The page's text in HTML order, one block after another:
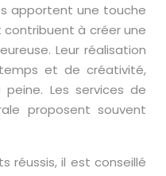
apportent une touche
à créer une
Leur réalisation
et de créativité,
Les services de
proposent souvent
réussis, il est conseillé